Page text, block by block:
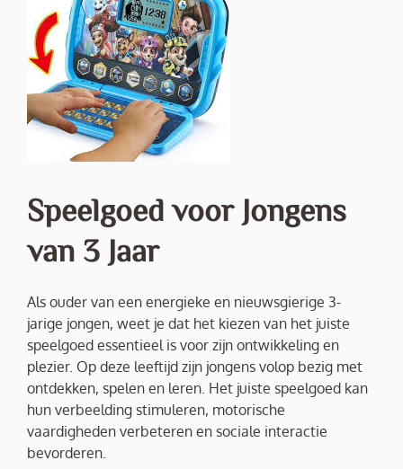
Speelgoed voor Jongens
van 3 Jaar
Als ouder van een energieke en nieuwsgierige 3-
jarige jongen, weet je dat het kiezen van het juiste
speelgoed essentieel is voor zijn ontwikkeling en
plezier. Op deze leeftijd zijn jongens volop bezig met
ontdekken, spelen en leren. Het juiste speelgoed kan
hun verbeelding stimuleren, motorische
vaardigheden verbeteren en sociale interactie
bevorderen.